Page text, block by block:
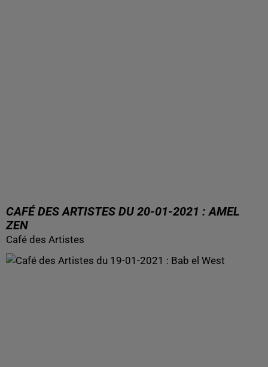
CAFÉ DES ARTISTES DU 20-01-2021 : AMEL
ZEN
Café des Artistes